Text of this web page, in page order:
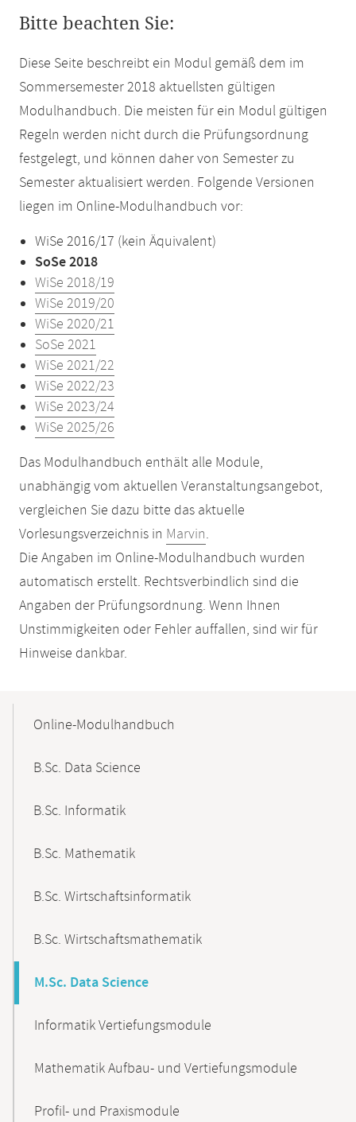
Bitte beachten Sie:
Diese Seite beschreibt ein Modul gemäß dem im
Sommersemester 2018 aktuellsten gültigen
Modulhandbuch. Die meisten für ein Modul gültigen
Regeln werden nicht durch die Prüfungsordnung
festgelegt, und können daher von Semester zu
Semester aktualisiert werden. Folgende Versionen
liegen im Online-Modulhandbuch vor:
WiSe 2016/17 (kein Äquivalent)
SoSe 2018
WiSe 2018/19
WiSe 2019/20
WiSe 2020/21
SoSe 2021
WiSe 2021/22
WiSe 2022/23
WiSe 2023/24
WiSe 2025/26
Das Modulhandbuch enthält alle Module,
unabhängig vom aktuellen Veranstaltungsangebot,
vergleichen Sie dazu bitte das aktuelle
Vorlesungsverzeichnis in Marvin.
Die Angaben im Online-Modulhandbuch wurden
automatisch erstellt. Rechtsverbindlich sind die
Angaben der Prüfungsordnung. Wenn Ihnen
Unstimmigkeiten oder Fehler auffallen, sind wir für
Hinweise dankbar.
NavigationOnline-Modulhandbuch
B.Sc. Data Science
B.Sc. Informatik
B.Sc. Mathematik
B.Sc. Wirtschaftsinformatik
B.Sc. Wirtschaftsmathematik
M.Sc. Data Science
Informatik Vertiefungsmodule
Mathematik Aufbau- und Vertiefungsmodule
Profil- und Praxismodule